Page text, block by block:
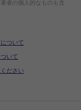
者の個人的なものも含
ついて
いて
ださい